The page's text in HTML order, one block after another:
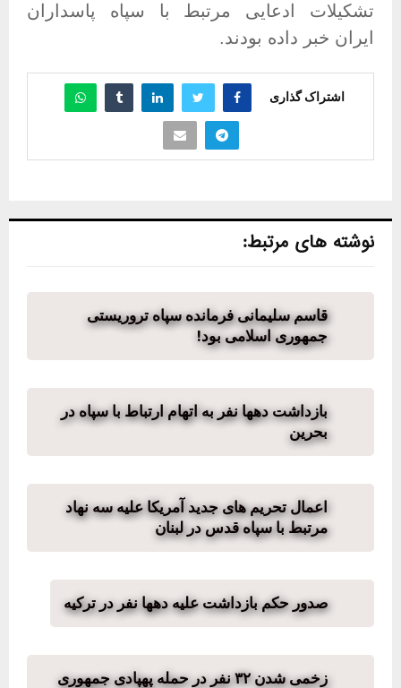
تشکیلات ادعایی مرتبط با سپاه پاسداران
ایران خبر داده بودند.
اشتراک گذاری
نوشته های مرتبط:
قاسم سلیمانی فرمانده سپاه تروریستی
جمهوری اسلامی بود!
بازداشت دهها نفر به اتهام ارتباط با سپاه در
بحرین
اعمال تحریم های جدید آمریکا علیه سه نهاد
مرتبط با سپاه قدس در لبنان
صدور حکم بازداشت علیه دهها نفر در ترکیه
زخمی شدن ۳۲ نفر در حمله پهپادی جمهوری